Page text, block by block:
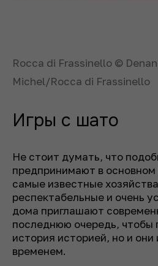
Rocca di Frassinello ©
Michel/Rocca di Frassinello
Игры с шато
Не стоит думать, что
предпринимают в
самые известные
респектабельные и очень
дома приглашают
последнюю очередь, чтобы
история историей, но и они
временем.